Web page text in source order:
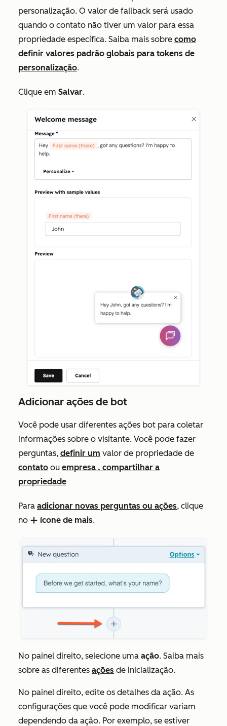
personalização. O valor de fallback será usado
quando o contato não tiver um valor para essa
propriedade específica. Saiba mais sobre como
definir valores padrão globais para tokens de
personalização.
Clique em Salvar.
Adicionar ações de bot
Você pode usar diferentes ações bot para coletar
informações sobre o visitante. Você pode fazer
perguntas, definir um valor de propriedade de
contato ou empresa , compartilhar a
propriedade
Para adicionar novas perguntas ou ações, clique
no add ícone de mais.
No painel direito, selecione uma ação. Saiba mais
sobre as diferentes ações de inicialização.
No painel direito, edite os detalhes da ação. As
configurações que você pode modificar variam
dependendo da ação. Por exemplo, se estiver